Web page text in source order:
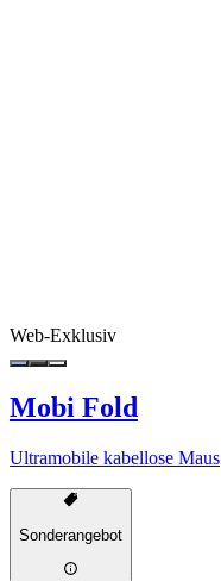
Web-Exklusiv
Mobi Fold
Ultramobile kabellose Maus
Sonderangebot